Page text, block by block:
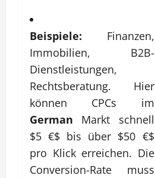
Beispiele: Finanzen,
Immobilien, B2B-
Dienstleistungen,
Rechtsberatung. Hier
können CPCs im
German Markt schnell
$5 €$ bis über $50 €$
pro Klick erreichen. Die
Conversion-Rate muss